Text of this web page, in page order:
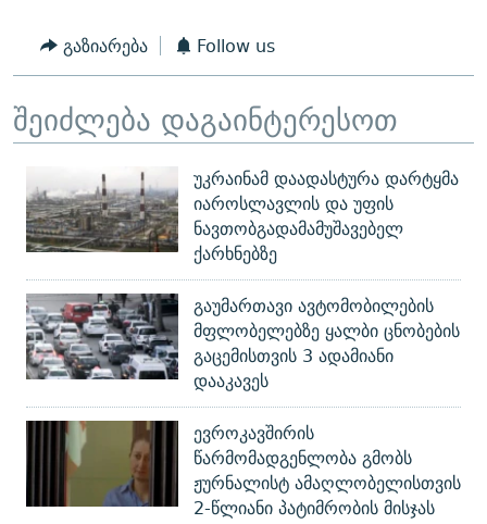
გაზიარება Follow us
შეიძლება დაგაინტერესოთ
უკრაინამ დაადასტურა დარტყმა
იაროსლავლის და უფის
ნავთობგადამამუშავებელ
ქარხნებზე
გაუმართავი ავტომობილების
მფლობელებზე ყალბი ცნობების
გაცემისთვის 3 ადამიანი
დააკავეს
ევროკავშირის
წარმომადგენლობა გმობს
ჟურნალისტ ამაღლობელისთვის
2-წლიანი პატიმრობის მისჯას